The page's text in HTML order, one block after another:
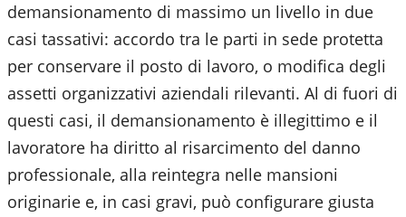
demansionamento di massimo un livello in due
casi tassativi: accordo tra le parti in sede protetta
per conservare il posto di lavoro, o modifica degli
assetti organizzativi aziendali rilevanti. Al di fuori di
questi casi, il demansionamento è illegittimo e il
lavoratore ha diritto al risarcimento del danno
professionale, alla reintegra nelle mansioni
originarie e, in casi gravi, può configurare giusta